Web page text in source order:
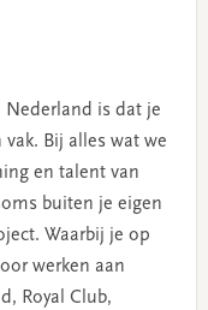
Nederland is dat je
Bij alles wat we
en talent van
buiten je eigen
Waarbij je op
werken aan
Royal Club,